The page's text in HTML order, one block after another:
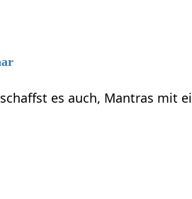
es auch, Mantras mit